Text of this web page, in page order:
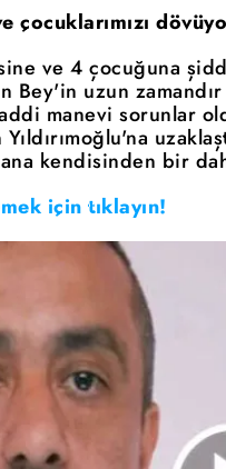
çocuklarımızı
ve 4 çocuğuna
Bey'in uzun
manevi sorunlar
kendisinden bir
için tıklayın!